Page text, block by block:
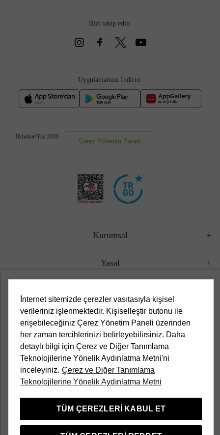
İlkbahar/Yaz 2026
Bizi takip edin:
Uygulamamızı İndirin:
Çerez Yönetim Paneli
Kurumsal
Yasal
Kampanyalar
Popüler Kategoriler
Türkçe
Divarese bir Aymarka markasıdır
İnternet sitemizde çerezler vasıtasıyla kişisel
verileriniz işlenmektedir. Kişiselleştir butonu ile
erişebileceğiniz Çerez Yönetim Paneli üzerinden
her zaman tercihlerinizi belirleyebilirsiniz. Daha
detaylı bilgi için Çerez ve Diğer Tanımlama
Teknolojilerine Yönelik Aydınlatma Metni'ni
inceleyiniz. Çerez ve Diğer Tanımlama
Teknolojilerine Yönelik Aydınlatma Metni
TÜM ÇEREZLERI KABUL ET